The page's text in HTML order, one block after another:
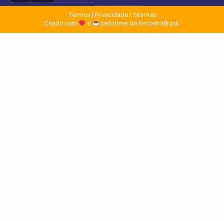
Termos| Privacidade
Sitemap
Criado com
e pelo time do EncontraBrasil